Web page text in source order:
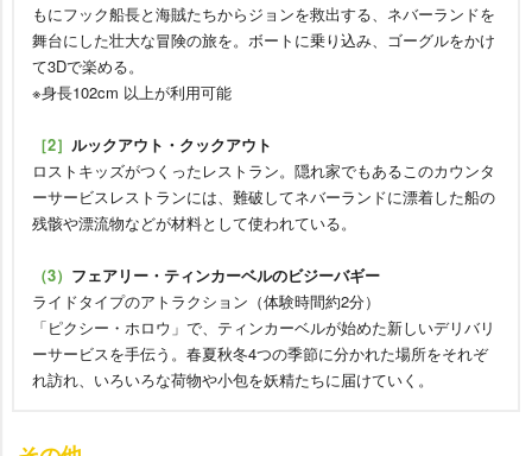
もにフック船長と海賊たちからジョンを救出する、ネバーランドを
舞台にした壮大な冒険の旅を。ボートに乗り込み、ゴーグルをかけ
て3Dで楽める。
※身長102cm 以上が利用可能
［2］ ルックアウト・クックアウト
ロストキッズがつくったレストラン。隠れ家でもあるこのカウンタ
ーサービスレストランには、難破してネバーランドに漂着した船の
残骸や漂流物などが材料として使われている。
（3） フェアリー・ティンカーベルのビジーバギー
ライドタイプのアトラクション（体験時間約2分）
「ピクシー・ホロウ」で、ティンカーベルが始めた新しいデリバリ
ーサービスを手伝う。春夏秋冬4つの季節に分かれた場所をそれぞ
れ訪れ、いろいろな荷物や小包を妖精たちに届けていく。